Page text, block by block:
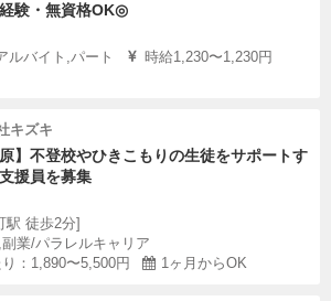
経験・無資格OK◎
ルバイト,パート
時給1,230〜1,230円
キズキ
原】不登校やひきこもりの生徒をサポートす
援員を募集
駅 徒歩2分]
業/パラレルキャリア
：1,890〜5,500円
1ヶ月からOK